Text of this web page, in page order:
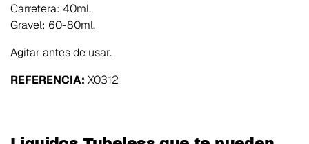
Carretera: 40ml.
Gravel: 60-80ml.
Agitar antes de usar.
REFERENCIA: X0312